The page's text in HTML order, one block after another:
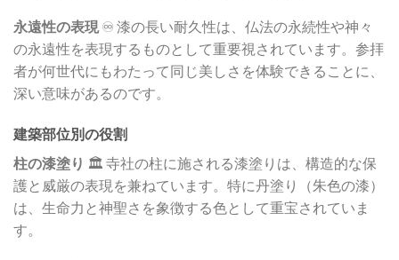
永遠性の表現♾️ 漆の長い耐久性は、仏法の永続性や神々
の永遠性を表現するものとして重要視されています。参拝
者が何世代にもわたって同じ美しさを体験できることに、
深い意味があるのです。
建築部位別の役割
柱の漆塗り 🏛️ 寺社の柱に施される漆塗りは、構造的な保
護と威厳の表現を兼ねています。特に丹塗り（朱色の漆）
は、生命力と神聖さを象徴する色として重宝されていま
す。